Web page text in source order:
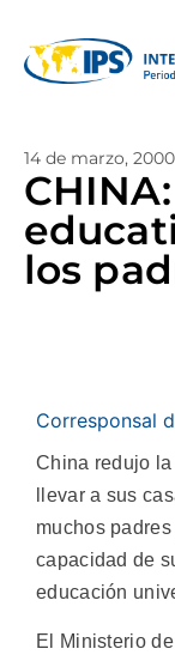
14 de marzo, 2000
los
Corresponsal
China redujo
llevar a sus
muchos
capacidad de
educación
El Ministerio